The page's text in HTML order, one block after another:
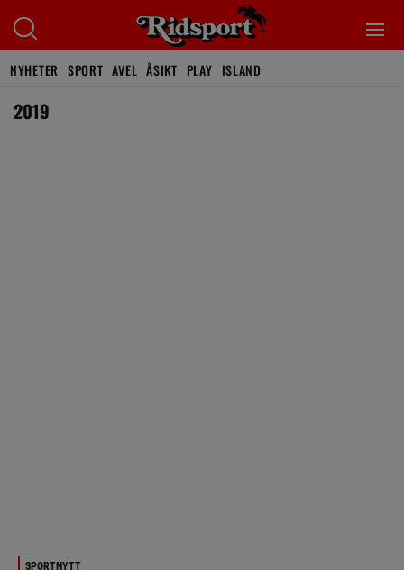
NYHETER SPORT AVEL ÅSIKT PLAY ISLAND
2019
SPORTNYTT